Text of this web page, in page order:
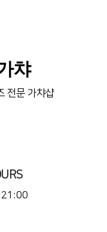
챠
전문 가챠샵
21:00